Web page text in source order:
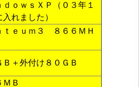
ｄｏｗｓＸＰ（０３年１
入れました）
ｔｅｕｍ３ ８６６ＭＨ
Ｂ＋外付け８０ＧＢ
ＭＢ